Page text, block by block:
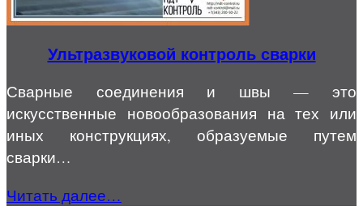
Ультразвуковой контроль сварки
Сварные соединения и швы — это
искусственные новообразования на тех или
иных конструкциях, образуемые путем
сварки…
Читать далее…